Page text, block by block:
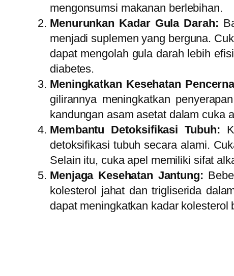
mengonsumsi makanan berlebihan.
Menurunkan Kadar Gula Darah:
menjadi suplemen yang berguna.
dapat mengolah gula darah lebih
diabetes.
Meningkatkan Kesehatan
gilirannya meningkatkan
kandungan asam asetat dalam cuka
Membantu Detoksifikasi Tubuh:
detoksifikasi tubuh secara alami.
Selain itu, cuka apel memiliki sifat
Menjaga Kesehatan Jantung:
kolesterol jahat dan trigliserida
dapat meningkatkan kadar